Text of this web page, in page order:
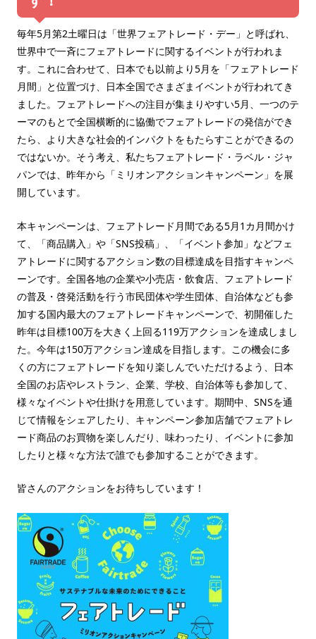
毎年5月第2土曜日は「世界フェアトレード・デー」と呼ばれ、
世界中で一斉にフェアトレードに関するイベントが行われま
す。これに合わせて、日本でも以前より5月を「フェアトレード
月間」と位置づけ、日本全国でさまざまイベントが行われてき
ました。フェアトレードへの注目が集まりやすい5月、一つのテ
ーマのもとで全国横断的に協働でフェアトレードの発信ができ
たら、より大きな社会的インパクトをもたらすことができるの
ではないか。そう考え、私たちフェアトレード・ラベル・ジャ
パンでは、昨年から「ミリオンアクションキャンペーン」を展
開しています。
本キャンペーンは、フェアトレード月間である5月1カ月間かけ
て、「商品購入」や「SNS投稿」、「イベント参加」などフェ
アトレードに関するアクション数の目標達成を目指すキャンペ
ーンです。全国各地の企業や小売店・飲食店、フェアトレード
の普及・啓発活動を行う市民団体や学生団体、自治体なども参
加する国内最大のフェアトレードキャンペーンで、初開催した
昨年は目標100万を大きく上回る119万アクションを達成しまし
た。今年は150万アクション達成を目指します。この機会に多
くの方にフェアトレードを知り楽しんでいただけるよう、日本
全国のお店やレストラン、企業、学校、自治体等も参加して、
様々なイベントや仕掛けを用意しています。期間中、SNSを通
じて情報をシェアしたり、キャンペーン参加店舗でフェアトレ
ード商品のお買物を楽しんだり、味わったり、イベントに参加
したりと様々な方法で誰でも参加することができます。
皆さんのアクションをお待ちしています！